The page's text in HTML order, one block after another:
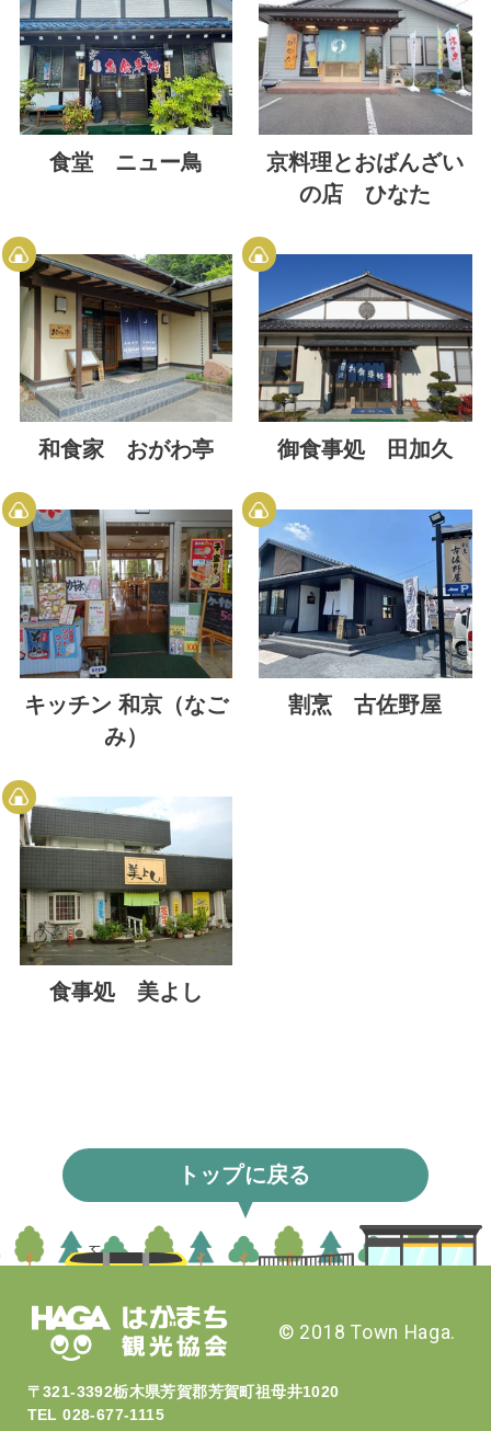
食堂 ニュー鳥
京料理とおばんざい
の店 ひなた
和食家 おがわ亭 御食事処 田加久
キッチン 和京（なご
み）
割烹 古佐野屋
食事処 美よし
トップに戻る
〒321-3392栃木県芳賀郡芳賀町祖母井1020
TEL 028-677-1115
© 2018 Town Haga.